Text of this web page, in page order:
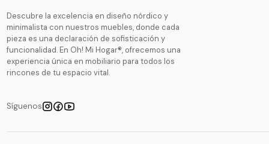
Descubre la excelencia en diseño nórdico y
minimalista con nuestros muebles, donde cada
pieza es una declaración de sofisticación y
funcionalidad. En Oh! Mi Hogar®, ofrecemos una
experiencia única en mobiliario para todos los
rincones de tu espacio vital.
Síguenos